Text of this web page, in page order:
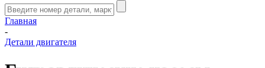
Главная
-
Детали двигателя